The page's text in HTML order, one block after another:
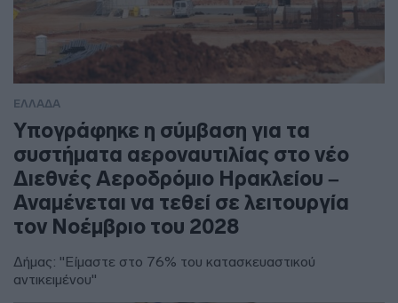
ΕΛΛΑΔΑ
Υπογράφηκε η σύμβαση για τα
συστήματα αεροναυτιλίας στο νέο
Διεθνές Αεροδρόμιο Ηρακλείου –
Αναμένεται να τεθεί σε λειτουργία
τον Νοέμβριο του 2028
Δήμας: "Είμαστε στο 76% του κατασκευαστικού
αντικειμένου"